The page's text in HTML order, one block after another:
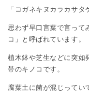
「コガネキヌカラカサタ
思わず早口言葉で言って
コ」と呼ばれています。
植木鉢や芝生などに突如
帯のキノコです。
腐葉土に菌が混じってい